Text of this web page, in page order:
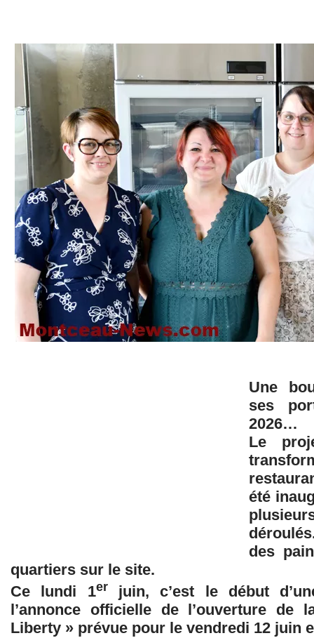
Une
ses
2026…
Le
été
des
quartiers sur le site.
Ce lundi 1er juin, c’est le début
l’annonce officielle de l’ouverture de
Liberty » prévue pour le vendredi 12 juin